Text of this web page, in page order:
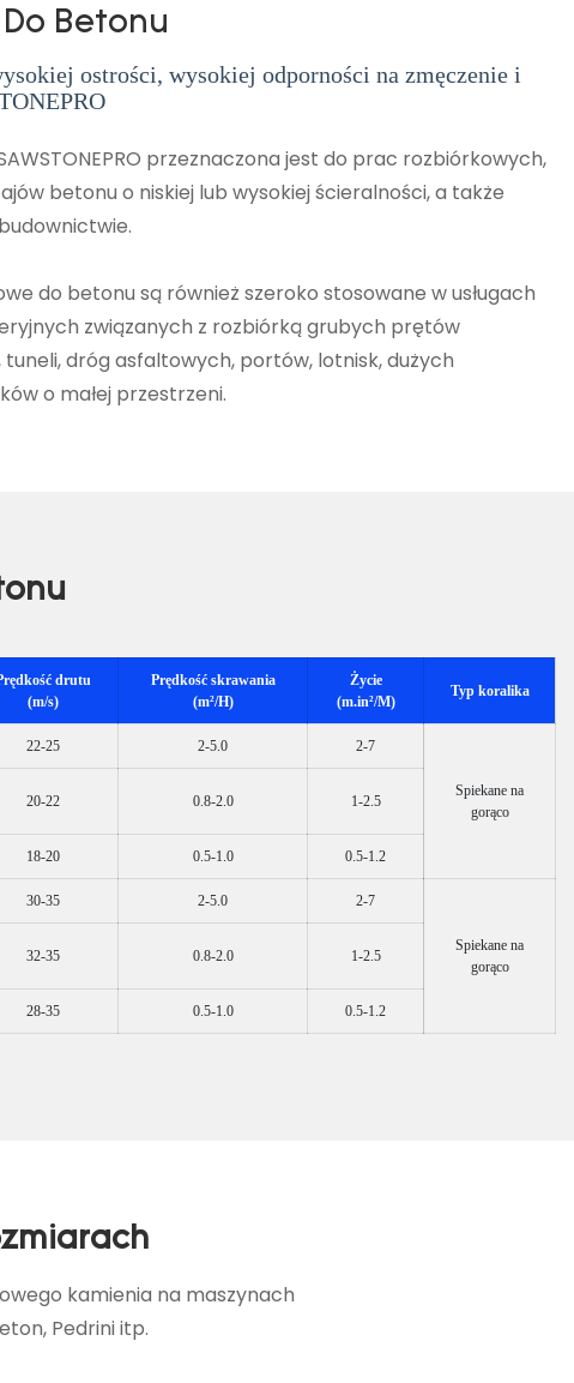
Betonu
ostrości, wysokiej odporności na zmęczenie i
przeznaczona jest do prac rozbiórkowych,
betonu o niskiej lub wysokiej ścieralności, a także
do betonu są również szeroko stosowane w usługach
związanych z rozbiórką grubych prętów
dróg asfaltowych, portów, lotnisk, dużych
o małej przestrzeni.
drutu
(m/s)
Prędkość skrawania
(m²/H)
Życie
(m.in²/M)
Typ koralika
22-25 2-5.0 2-7
Spiekane na
gorąco
20-22 0.8-2.0 1-2.5
18-20 0.5-1.0 0.5-1.2
30-35 2-5.0 2-7
Spiekane na
gorąco
32-35 0.8-2.0 1-2.5
28-35 0.5-1.0 0.5-1.2
kamienia na maszynach
Pedrini itp.